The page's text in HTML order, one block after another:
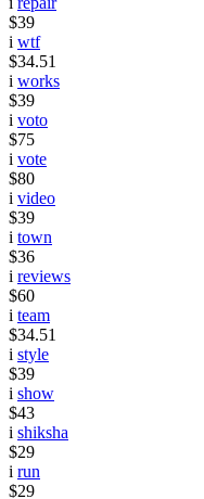
$39
i wtf
$34.51
i works
$39
i voto
$75
i vote
$80
i video
$39
i town
$36
i reviews
$60
i team
$34.51
i style
$39
i show
$43
i shiksha
$29
i run
$29